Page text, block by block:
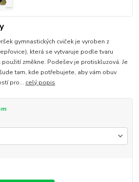
gymnastických cviček je vyroben z
která se vytvaruje podle tvaru
změkne. Podešev je protiskluzová. Je
tam, kde potřebujete, aby vám obuv
pro... celý popis